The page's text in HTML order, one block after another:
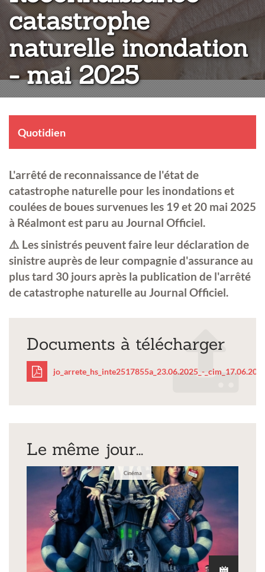
catastrophe
naturelle inondation
- mai 2025
Quotidien
L'arrêté de reconnaissance de l'état de
catastrophe naturelle pour les inondations et
coulées de boues survenues les 19 et 20 mai 2025
à Réalmont est paru au Journal Officiel.
⚠️ Les sinistrés peuvent faire leur déclaration de
sinistre auprès de leur compagnie d'assurance au
plus tard 30 jours après la publication de l'arrêté
de catastrophe naturelle au Journal Officiel.
Documents à télécharger
_cim_17.06.2025-
1.pdf
jo_arrete_hs_inte2517855a_23.06.2025_-
Le même jour...
Cinéma